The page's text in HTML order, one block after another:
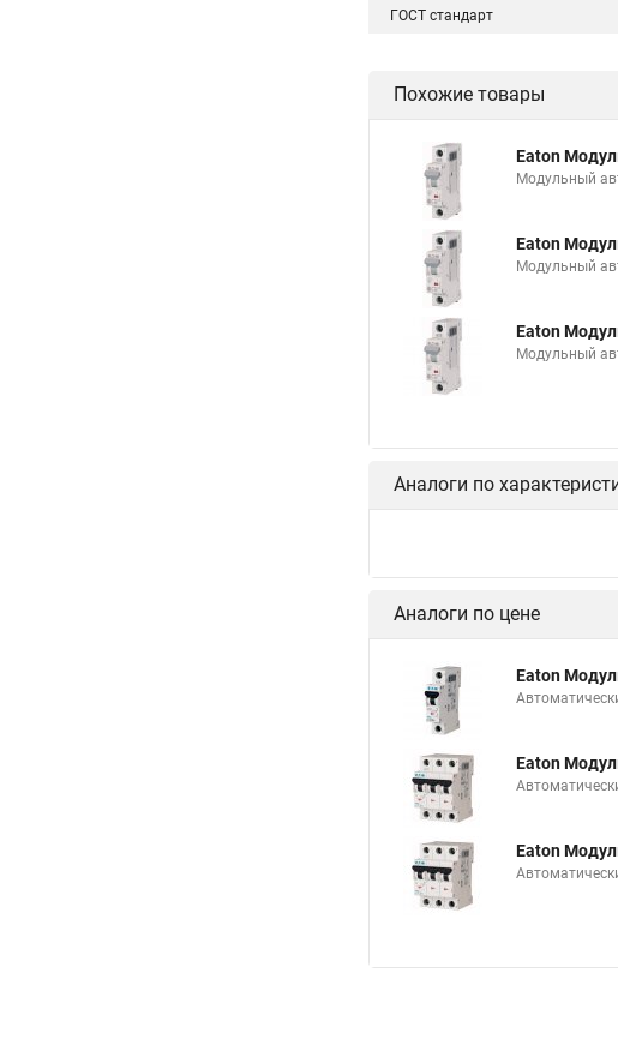
ГОСТ стандарт
Похожие товары
Eaton
Модульный
Eaton
Модульный
Eaton
Модульный
Аналоги по
Аналоги по цене
Eaton
Eaton
Eaton